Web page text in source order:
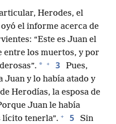
Herodes, el
oyó el informe acerca de
“Este es Juan el
entre los muertos, y por
* + 3
Pues,
Juan y lo había atado y
Herodías, la esposa de
Juan le había
lícito tenerla”. + 5
Sin